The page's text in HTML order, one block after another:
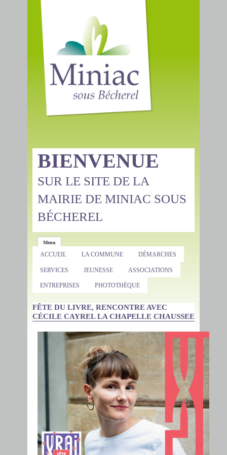
BIENVENUE
SUR LE SITE DE LA
MAIRIE DE MINIAC SOUS
BÉCHEREL
Menu
ACCUEIL LA COMMUNE DÉMARCHES
SERVICES JEUNESSE ASSOCIATIONS
ENTREPRISES PHOTOTHÈQUE
FÊTE DU LIVRE, RENCONTRE AVEC
CÉCILE CAYREL LA CHAPELLE CHAUSSEE